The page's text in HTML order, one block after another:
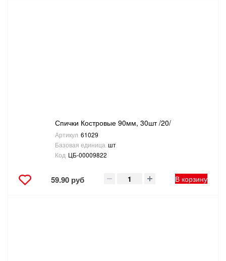
Спички Костровые 90мм, 30шт /20/
Артикул 61029
Базовая единица шт
Код ЦБ-00009822
59.90 руб В корзину